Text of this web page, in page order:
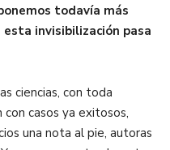
todavía más
invisibilización pasa
ciencias, con toda
casos ya exitosos,
una nota al pie, autoras